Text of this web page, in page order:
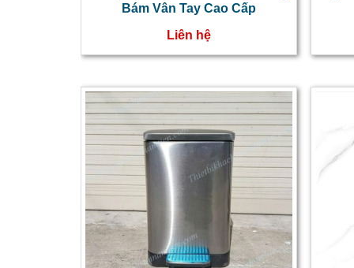
Bám Vân Tay Cao Cấp
Liên hệ